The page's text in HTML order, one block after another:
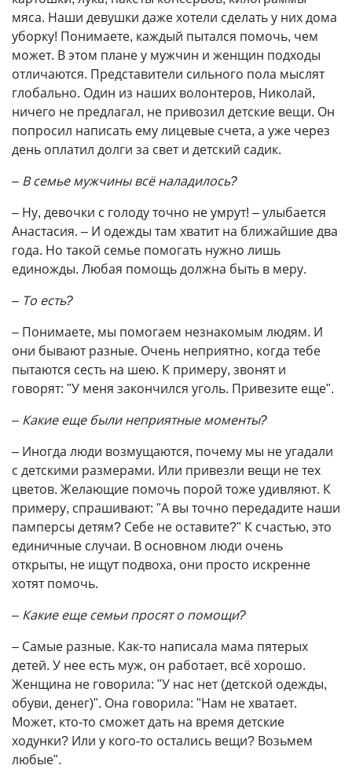
мяса. Наши девушки даже хотели сделать у них дома
уборку! Понимаете, каждый пытался помочь, чем
может. В этом плане у мужчин и женщин подходы
отличаются. Представители сильного пола мыслят
глобально. Один из наших волонтеров, Николай,
ничего не предлагал, не привозил детские вещи. Он
попросил написать ему лицевые счета, а уже через
день оплатил долги за свет и детский садик.
– В семье мужчины всё наладилось?
– Ну, девочки с голоду точно не умрут! – улыбается
Анастасия. – И одежды там хватит на ближайшие два
года. Но такой семье помогать нужно лишь
единожды. Любая помощь должна быть в меру.
– То есть?
– Понимаете, мы помогаем незнакомым людям. И
они бывают разные. Очень неприятно, когда тебе
пытаются сесть на шею. К примеру, звонят и
говорят: "У меня закончился уголь. Привезите еще".
– Какие еще были неприятные моменты?
– Иногда люди возмущаются, почему мы не угадали
с детскими размерами. Или привезли вещи не тех
цветов. Желающие помочь порой тоже удивляют. К
примеру, спрашивают: "А вы точно передадите наши
памперсы детям? Себе не оставите?" К счастью, это
единичные случаи. В основном люди очень
открыты, не ищут подвоха, они просто искренне
хотят помочь.
– Какие еще семьи просят о помощи?
– Самые разные. Как-то написала мама пятерых
детей. У нее есть муж, он работает, всё хорошо.
Женщина не говорила: "У нас нет (детской одежды,
обуви, денег)". Она говорила: "Нам не хватает.
Может, кто-то сможет дать на время детские
ходунки? Или у кого-то остались вещи? Возьмем
любые".